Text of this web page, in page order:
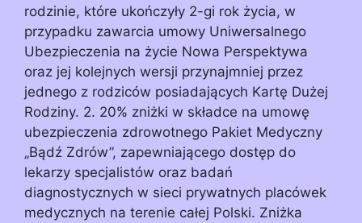
rodzinie, które ukończyły 2-gi rok życia, w
przypadku zawarcia umowy Uniwersalnego
Ubezpieczenia na życie Nowa Perspektywa
oraz jej kolejnych wersji przynajmniej przez
jednego z rodziców posiadających Kartę Dużej
Rodziny. 2. 20% zniżki w składce na umowę
ubezpieczenia zdrowotnego Pakiet Medyczny
„Bądź Zdrów”, zapewniającego dostęp do
lekarzy specjalistów oraz badań
diagnostycznych w sieci prywatnych placówek
medycznych na terenie całej Polski. Zniżka